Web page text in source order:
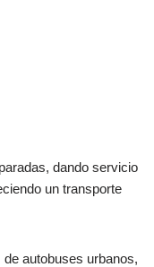
dando servicio
un transporte
autobuses urbanos,